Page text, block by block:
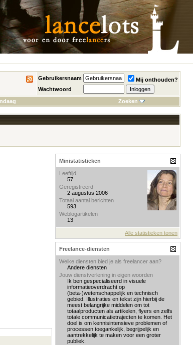
Gebruikersnaam
Mij onthouden?
Wachtwoord
Zoeken
Ministatistieken
Leeftijd
57
Geregistreerd
2 augustus 2006
Totaal aantal berichten
593
Weblogartikelen
13
Alle statistieken tonen
Freelance-diensten
Welke diensten bied je als freelancer aan?
Andere diensten
Jouw dienstverlening in eigen woorden
Ik ben gespecialiseerd in visuele
informatieoverdracht op
(beta-)wetenschappelijk en technisch
gebied. Illustraties en tekst zijn hierbij de
meest belangrijke middelen om tot
totaalproducten als artikelen, flyers en zelfs
totale communicatietrajecten te komen. Het
doel is om kennisintensieve problemen of
processen toegankelijk, begrijpelijk en
aantrekkelijk te maken voor een groter
publiek.